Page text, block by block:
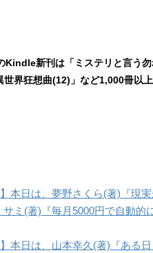
Kindle新刊は「ミステリと言う
世界狂想曲(12)」など1,000冊以上
】本日は、夢野さくら(著)『現
ミ(著)『毎月5000円で自動的
】本日は、山本幸久(著)『ある